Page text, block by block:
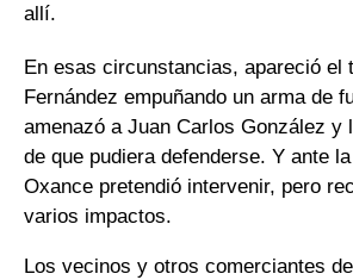
allí.
En esas circunstancias, apareció el
Fernández empuñando un arma de
amenazó a Juan Carlos González y
de que pudiera defenderse. Y ante
Oxance pretendió intervenir, pero
varios impactos.
Los vecinos y otros comerciantes